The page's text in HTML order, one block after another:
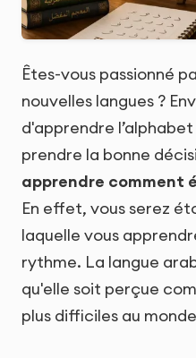
Êtes-vous passionné
nouvelles langues ?
d'apprendre
prendre la bonne
apprendre comment
En effet, vous serez
laquelle vous
rythme. La langue
qu'elle soit perçue
plus difficiles au